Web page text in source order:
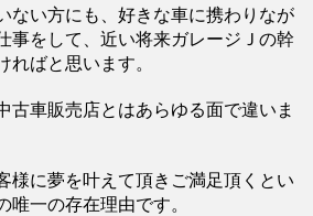
ない方にも、好きな車に携わりなが
事をして、近い将来ガレージＪの幹
ばと思います。
古車販売店とはあらゆる面で違いま
様に夢を叶えて頂きご満足頂くとい
唯一の存在理由です。